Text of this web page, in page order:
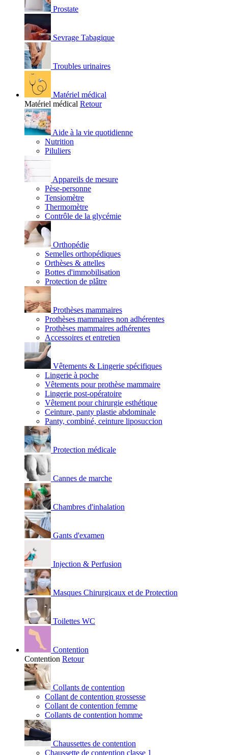
Prostate
Sevrage Tabagique
Troubles urinaires
Matériel médical
Matériel médical Retour
Aide à la vie quotidienne
Nutrition
Piluliers
Appareils de mesure
Pèse-personne
Tensiomètre
Thermomètre
Contrôle de la glycémie
Orthopédie
Semelles orthopédiques
Orthèses & attelles
Bottes d'immobilisation
Protection de plâtre
Prothèses mammaires
Prothèses mammaires non adhérentes
Prothèses mammaires adhérentes
Accessoires et entretien
Vêtements & Lingerie spécifiques
Lingerie à poche
Vêtements pour prothèse mammaire
Lingerie post-opératoire
Vêtement pour chirurgie esthétique
Ceinture, panty plastie abdominale
Panty, combiné, ceinture liposuccion
Protection médicale
Cannes de marche
Chambres d'inhalation
Gants d'examen
Injection & Perfusion
Masques Chirurgicaux et de Protection
Toilettes WC
Contention
Contention Retour
Collants de contention
Collant de contention grossesse
Collant de contention femme
Collants de contention homme
Chaussettes de contention
Chaussette de contention classe 1